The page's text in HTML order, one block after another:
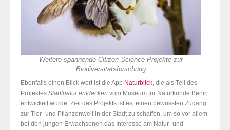
Weitere spannende Citizen Science Projekte zur
Biodiversitätsforschung
Ebenfalls einen Blick wert ist die App Naturblick, die als Teil des
Projektes Stadtnatur entdecken vom Museum für Naturkunde Berlin
entwickelt wurde. Ziel des Projekts ist es, einen bewussten Zugang
zur Tier- und Pflanzenwelt in der Stadt zu schaffen, um so vor allem
bei den jungen Erwachsenen das Interesse am Natur- und